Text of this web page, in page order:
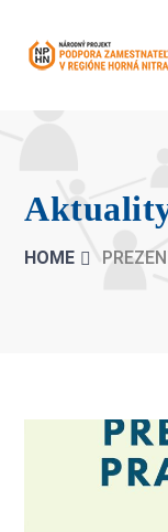
HOME